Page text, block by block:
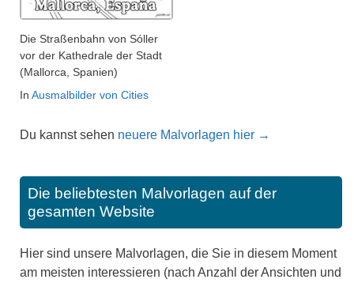
Die Straßenbahn von Sóller
vor der Kathedrale der Stadt
(Mallorca, Spanien)
In Ausmalbilder von Cities
Du kannst sehen neuere Malvorlagen hier →
Die beliebtesten Malvorlagen auf der
gesamten Website
Hier sind unsere Malvorlagen, die Sie in diesem Moment
am meisten interessieren (nach Anzahl der Ansichten und